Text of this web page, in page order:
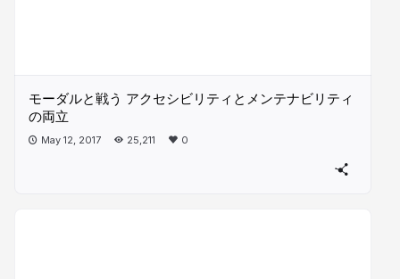
モーダルと戦う アクセシビリティとメンテナビリティ
の両立
May 12, 2017 25,211 0